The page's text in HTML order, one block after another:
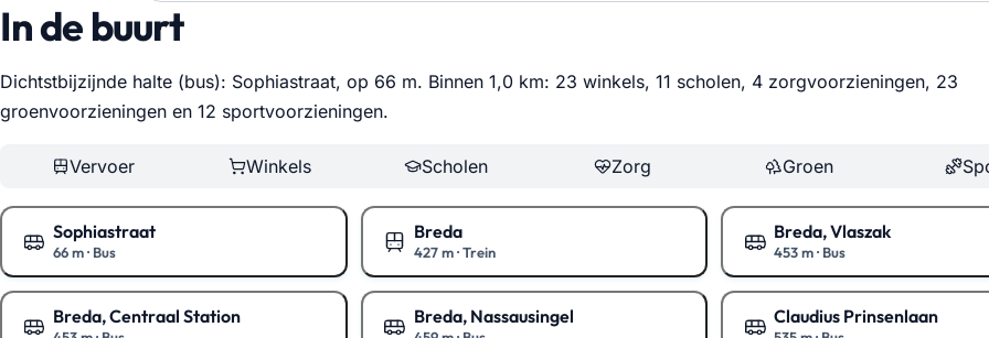
In de buurt
Dichtstbijzijnde halte (bus): Sophiastraat, op 66 m. Binnen 1,0 km: 23 winkels, 11 scholen, 4 zorgvoorzieningen, 23
groenvoorzieningen en 12 sportvoorzieningen.
Vervoer Winkels Scholen Zorg Groen
Sophiastraat
66 m· Bus
Toon op de kaart
Breda
427 m·Trein
Toon op de kaart
Breda, Vlaszak
453 m· Bus
Toon op de kaart
Breda, Centraal Station
Breda, Nassausingel Claudius Prinsenlaan